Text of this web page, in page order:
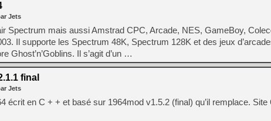
Jets
Spectrum mais aussi Amstrad CPC, Arcade, NES, GameBoy,
Il supporte les Spectrum 48K, Spectrum 128K et des jeux
Ghost’n’Goblins. Il s’agit d’un …
final
Jets
écrit en C + + et basé sur 1964mod v1.5.2 (final) qu’il remplace. Site